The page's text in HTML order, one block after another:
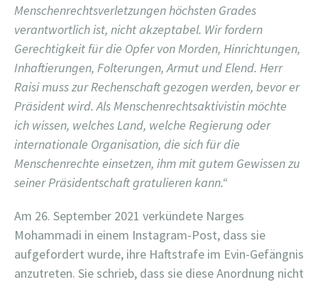
Menschenrechtsverletzungen höchsten Grades
verantwortlich ist, nicht akzeptabel. Wir fordern
Gerechtigkeit für die Opfer von Morden, Hinrichtungen,
Inhaftierungen, Folterungen, Armut und Elend. Herr
Raisi muss zur Rechenschaft gezogen werden, bevor er
Präsident wird. Als Menschenrechtsaktivistin möchte
ich wissen, welches Land, welche Regierung oder
internationale Organisation, die sich für die
Menschenrechte einsetzen, ihm mit gutem Gewissen zu
seiner Präsidentschaft gratulieren kann.“
Am 26. September 2021 verkündete Narges
Mohammadi in einem Instagram-Post, dass sie
aufgefordert wurde, ihre Haftstrafe im Evin-Gefängnis
anzutreten. Sie schrieb, dass sie diese Anordnung nicht